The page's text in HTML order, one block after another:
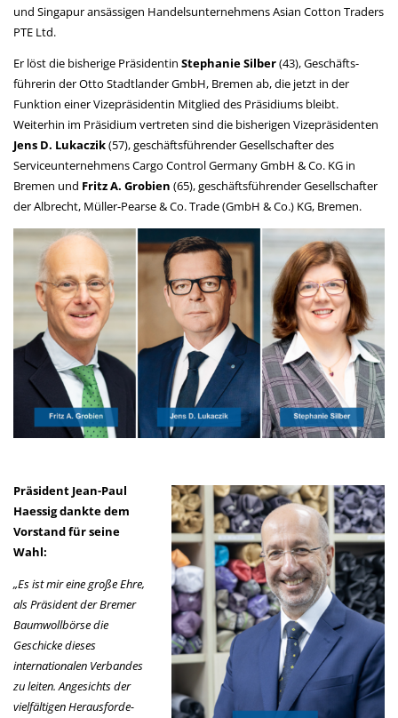
und Singapur ansässigen Handelsunternehmens Asian Cotton Traders
PTE Ltd.
Er löst die bisherige Präsidentin Stephanie Silber(43), Geschäfts­
führerin der Otto Stadt­lander GmbH, Bremen ab, die jetzt in der
Funktion einer Vizeprä­sidentin Mitglied des Präsidiums bleibt.
Weiterhin im Präsidium vertreten sind die bisherigen Vizepräsidenten
Jens D. Lukaczik(57), geschäftsführender Gesellschafter des
Serviceunternehmens Cargo Control Germany GmbH & Co. KG in
Bremen und Fritz A. Grobien (65), geschäfts­führender Gesellschafter
der Albrecht, Müller-Pearse & Co. Trade (GmbH & Co.) KG, Bremen.
Präsident Jean-Paul
Haessig dankte dem
Vorstand für seine
Wahl:
„Es ist mir eine große Ehre,
als Präsident der Bremer
Baumwollbörse die
Geschicke dieses
internationalen Verbandes
zu leiten. Angesichts der
vielfältigen Herausforde­